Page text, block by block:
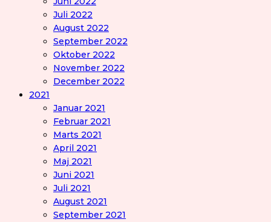
Juli 2022
August 2022
September 2022
Oktober 2022
November 2022
December 2022
2021
Januar 2021
Februar 2021
Marts 2021
April 2021
Maj 2021
Juni 2021
Juli 2021
August 2021
September 2021